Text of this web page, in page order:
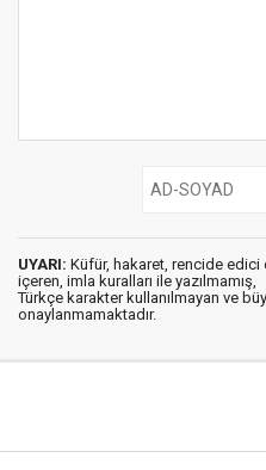
UYARI: Küfür, hakaret, rencide edici
içeren, imla kuralları ile yazılmamış,
Türkçe karakter kullanılmayan ve
onaylanmamaktadır.